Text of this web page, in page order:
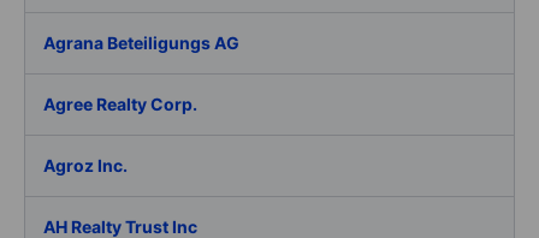
Agrana Beteiligungs AG
Agree Realty Corp.
Agroz Inc.
AH Realty Trust Inc